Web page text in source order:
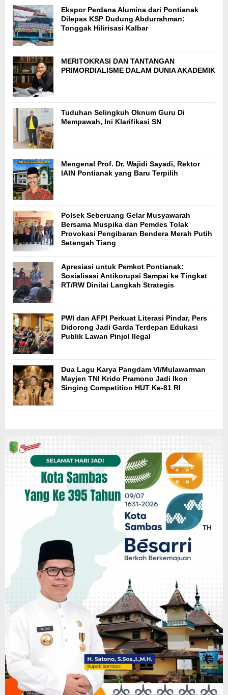
Ekspor Perdana Alumina dari Pontianak
Dilepas KSP Dudung Abdurrahman:
Tonggak Hilirisasi Kalbar
MERITOKRASI DAN TANTANGAN
PRIMORDIALISME DALAM DUNIA AKADEMIK
Tuduhan Selingkuh Oknum Guru Di
Mempawah, Ini Klarifikasi SN
Mengenal Prof. Dr. Wajidi Sayadi, Rektor
IAIN Pontianak yang Baru Terpilih
Polsek Seberuang Gelar Musyawarah
Bersama Muspika dan Pemdes Tolak
Provokasi Pengibaran Bendera Merah Putih
Setengah Tiang
Apresiasi untuk Pemkot Pontianak:
Sosialisasi Antikorupsi Sampai ke Tingkat
RT/RW Dinilai Langkah Strategis
PWI dan AFPI Perkuat Literasi Pindar, Pers
Didorong Jadi Garda Terdepan Edukasi
Publik Lawan Pinjol Ilegal
Dua Lagu Karya Pangdam VI/Mulawarman
Mayjen TNI Krido Pramono Jadi Ikon
Singing Competition HUT Ke-81 RI